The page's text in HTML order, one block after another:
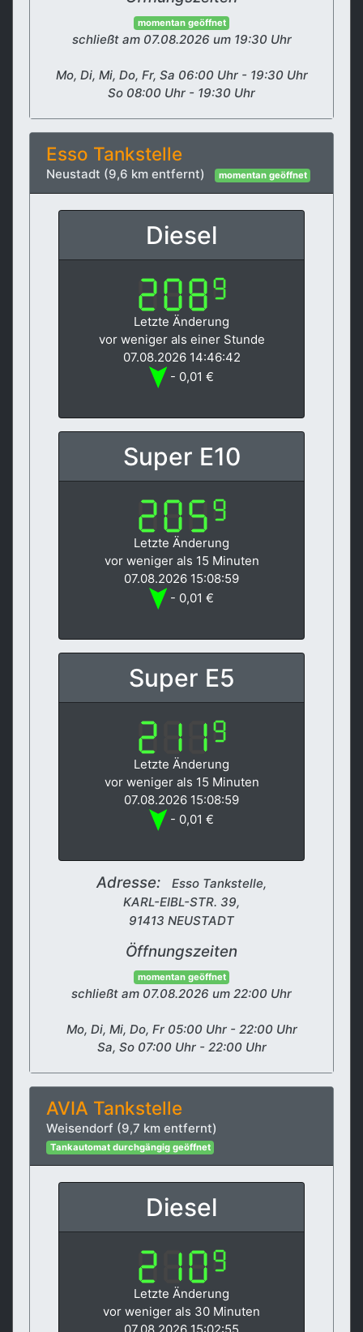
momentan geöffnet
schließt am 07.08.2026 um 19:30 Uhr
Mo, Di, Mi, Do, Fr, Sa 06:00 Uhr - 19:30 Uhr
So 08:00 Uhr - 19:30 Uhr
Esso Tankstelle
Neustadt (9,6 km entfernt) momentan geöffnet
Diesel
Letzte Änderung
vor weniger als einer Stunde
07.08.2026 14:46:42
- 0,01 €
Super E10
Letzte Änderung
vor weniger als 15 Minuten
07.08.2026 15:08:59
- 0,01 €
Super E5
Letzte Änderung
vor weniger als 15 Minuten
07.08.2026 15:08:59
- 0,01 €
Adresse:
Esso Tankstelle,
KARL-EIBL-STR. 39,
91413 NEUSTADT
Öffnungszeiten
momentan geöffnet
schließt am 07.08.2026 um 22:00 Uhr
Mo, Di, Mi, Do, Fr 05:00 Uhr - 22:00 Uhr
Sa, So 07:00 Uhr - 22:00 Uhr
AVIA Tankstelle
Weisendorf (9,7 km entfernt)
Tankautomat durchgängig geöffnet
Diesel
Letzte Änderung
vor weniger als 30 Minuten